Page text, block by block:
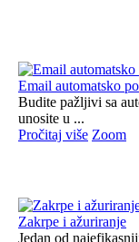
Email automatsko
Budite pažljivi sa
unosite u ...
Pročitaj više Zoom
Zakrpe i ažuriranje
Jedan od